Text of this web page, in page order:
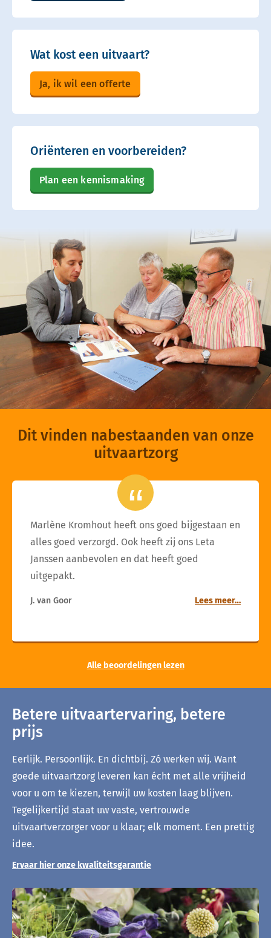
Wat kost een uitvaart?
Ja, ik wil een offerte
Oriënteren en voorbereiden?
Plan een kennismaking
Dit vinden nabestaanden van onze
uitvaartzorg
Marlène Kromhout heeft ons goed bijgestaan en
alles goed verzorgd. Ook heeft zij ons Leta
Janssen aanbevolen en dat heeft goed
uitgepakt.
J. van Goor Lees meer…
Alle beoordelingen lezen
Betere uitvaartervaring, betere
prijs
Eerlijk. Persoonlijk. En dichtbij. Zó werken wij. Want
goede uitvaartzorg leveren kan écht met alle vrijheid
voor u om te kiezen, terwijl uw kosten laag blijven.
Tegelijkertijd staat uw vaste, vertrouwde
uitvaartverzorger voor u klaar; elk moment. Een prettig
idee.
Ervaar hier onze kwaliteitsgarantie